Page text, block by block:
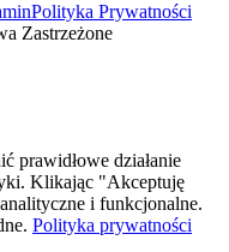
Polityka Prywatności
Zastrzeżone
prawidłowe działanie
Klikając "Akceptuję
i funkcjonalne.
Polityka prywatności